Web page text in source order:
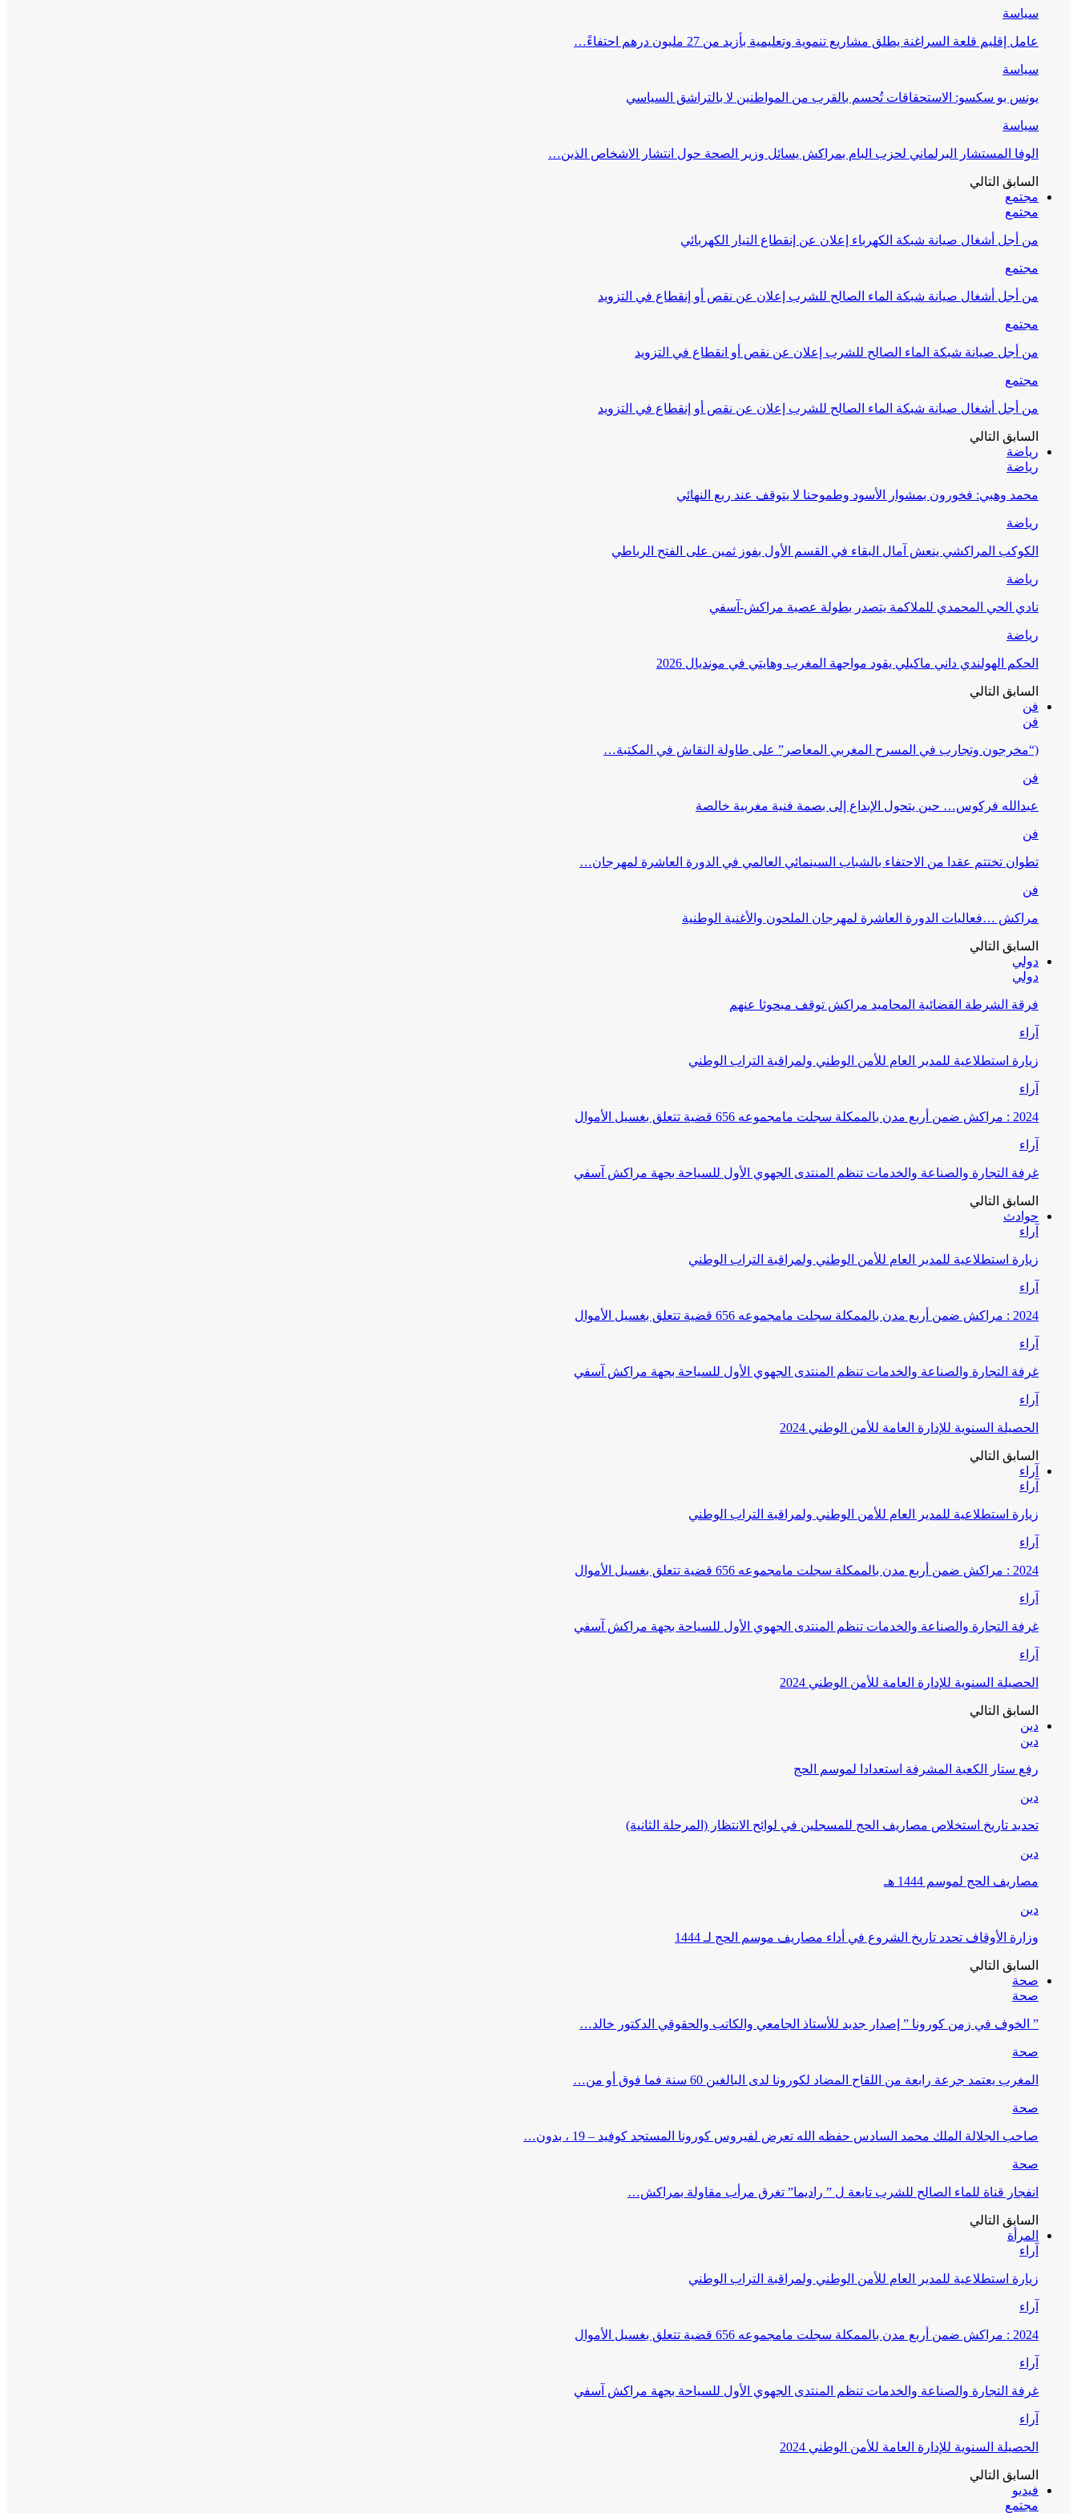
سياسة
عامل إقليم قلعة السراغنة يطلق مشاريع تنموية وتعليمية بأزيد من 27 مليون درهم احتفاءً…
سياسة
يونس بو سكسو: الاستحقاقات تُحسم بالقرب من المواطنين لا بالتراشق السياسي
سياسة
الوفا المستشار البرلماني لحزب البام بمراكش يسائل وزير الصحة حول انتشار الاشخاص الذين…
السابق التالي
مجتمع
مجتمع
من أجل أشغال صيانة شبكة الكهرباء إعلان عن إنقطاع التيار الكهربائي
مجتمع
من أجل أشغال صيانة شبكة الماء الصالح للشرب إعلان عن نقص أو إنقطاع في التزويد
مجتمع
من أجل صيانة شبكة الماء الصالح للشرب إعلان عن نقص أو انقطاع في التزويد
مجتمع
من أجل أشغال صيانة شبكة الماء الصالح للشرب إعلان عن نقص أو إنقطاع في التزويد
السابق التالي
رياضة
رياضة
محمد وهبي: فخورون بمشوار الأسود وطموحنا لا يتوقف عند ربع النهائي
رياضة
الكوكب المراكشي ينعش آمال البقاء في القسم الأول بفوز ثمين على الفتح الرباطي
رياضة
نادي الحي المحمدي للملاكمة يتصدر بطولة عصبة مراكش-آسفي
رياضة
الحكم الهولندي داني ماكيلي يقود مواجهة المغرب وهايتي في مونديال 2026
السابق التالي
فن
فن
(“مخرجون وتجارب في المسرح المغربي المعاصر” على طاولة النقاش في المكتبة…
فن
عبدالله فركوس… حين يتحول الإبداع إلى بصمة فنية مغربية خالصة
فن
تطوان تختتم عقدا من الاحتفاء بالشباب السينمائي العالمي في الدورة العاشرة لمهرجان…
فن
مراكش …فعاليات الدورة العاشرة لمهرجان الملحون والأغنية الوطنية
السابق التالي
دولي
دولي
فرقة الشرطة القضائية المحاميد مراكش توقف مبحوثا عنهم
آراء
زيارة استطلاعية للمدير العام للأمن الوطني ولمراقبة التراب الوطني
آراء
2024 : مراكش ضمن أربع مدن بالممكلة سجلت مامجموعه 656 قضية تتعلق بغسيل الأموال
آراء
غرفة التجارة والصناعة والخدمات تنظم المنتدى الجهوي الأول للسياحة بجهة مراكش آسفي
السابق التالي
حوادث
آراء
زيارة استطلاعية للمدير العام للأمن الوطني ولمراقبة التراب الوطني
آراء
2024 : مراكش ضمن أربع مدن بالممكلة سجلت مامجموعه 656 قضية تتعلق بغسيل الأموال
آراء
غرفة التجارة والصناعة والخدمات تنظم المنتدى الجهوي الأول للسياحة بجهة مراكش آسفي
آراء
الحصيلة السنوية للإدارة العامة للأمن الوطني 2024
السابق التالي
آراء
آراء
زيارة استطلاعية للمدير العام للأمن الوطني ولمراقبة التراب الوطني
آراء
2024 : مراكش ضمن أربع مدن بالممكلة سجلت مامجموعه 656 قضية تتعلق بغسيل الأموال
آراء
غرفة التجارة والصناعة والخدمات تنظم المنتدى الجهوي الأول للسياحة بجهة مراكش آسفي
آراء
الحصيلة السنوية للإدارة العامة للأمن الوطني 2024
السابق التالي
دين
دين
رفع ستار الكعبة المشرفة استعدادا لموسم الحج
دين
تحديد تاريخ استخلاص مصاريف الحج للمسجلين في لوائح الانتظار (المرحلة الثانية)
دين
مصاريف الحج لموسم 1444 هـ
دين
وزارة الأوقاف تحدد تاريخ الشروع في أداء مصاريف موسم الحج لـ 1444
السابق التالي
صحة
صحة
” الخوف في زمن كورونا ” إصدار جديد للأستاذ الجامعي والكاتب والحقوقي الدكتور خالد…
صحة
المغرب يعتمد جرعة رابعة من اللقاح المضاد لكورونا لدى البالغين 60 سنة فما فوق أو من…
صحة
صاحب الجلالة الملك محمد السادس حفظه الله تعرض لفيروس كورونا المستجد كوفيد – 19 ، بدون…
صحة
انفجار قناة للماء الصالح للشرب تابعة ل ” راديما” تغرق مرأب مقاولة بمراكش…
السابق التالي
المرأة
آراء
زيارة استطلاعية للمدير العام للأمن الوطني ولمراقبة التراب الوطني
آراء
2024 : مراكش ضمن أربع مدن بالممكلة سجلت مامجموعه 656 قضية تتعلق بغسيل الأموال
آراء
غرفة التجارة والصناعة والخدمات تنظم المنتدى الجهوي الأول للسياحة بجهة مراكش آسفي
آراء
الحصيلة السنوية للإدارة العامة للأمن الوطني 2024
السابق التالي
فيديو
مجتمع